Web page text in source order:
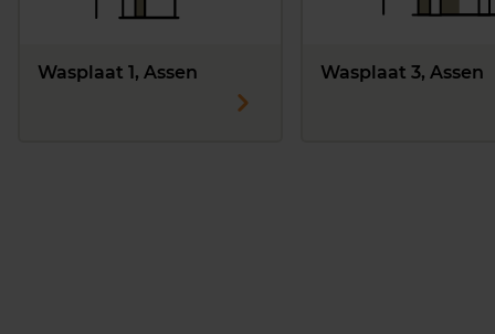
Wasplaat 1, Assen Wasplaat 3, Assen